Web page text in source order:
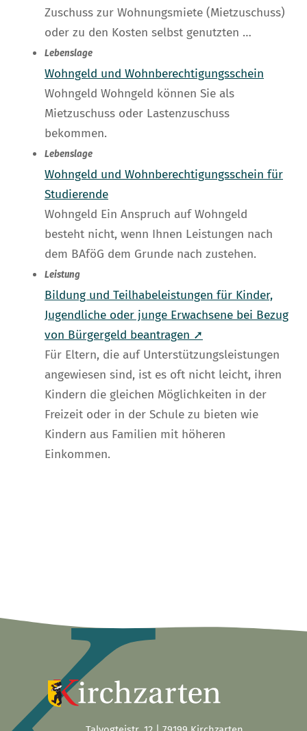
Zuschuss zur Wohnungsmiete (Mietzuschuss)
oder zu den Kosten selbst genutzten …
Lebenslage
Wohngeld und Wohnberechtigungsschein
Wohngeld Wohngeld können Sie als
Mietzuschuss oder Lastenzuschuss
bekommen.
Lebenslage
Wohngeld und Wohnberechtigungsschein für
Studierende
Wohngeld Ein Anspruch auf Wohngeld
besteht nicht, wenn Ihnen Leistungen nach
dem BAföG dem Grunde nach zustehen.
Leistung
Bildung und Teilhabeleistungen für Kinder,
Jugendliche oder junge Erwachsene bei Bezug
von Bürgergeld beantragen ➚
Für Eltern, die auf Unterstützungsleistungen
angewiesen sind, ist es oft nicht leicht, ihren
Kindern die gleichen Möglichkeiten in der
Freizeit oder in der Schule zu bieten wie
Kindern aus Familien mit höheren
Einkommen.